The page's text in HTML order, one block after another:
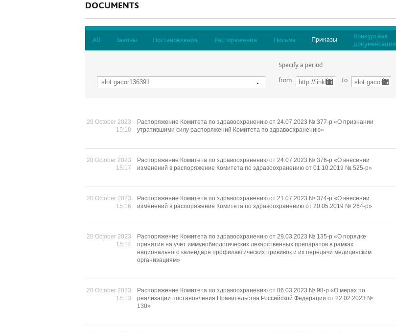
DOCUMENTS
All Законы Постановления Распоряжения Письма Приказы
Конкурсная
документация
Specify a period
from
to
20 October 2023
15:18
Распоряжение Комитета по здравоохранению от 24.07.2023 № 377-р «О признании
утратившими силу распоряжений Комитета по здравоохранению»
20 October 2023
15:17
Распоряжение Комитета по здравоохранению от 24.07.2023 № 376-р «О внесении
изменений в распоряжение Комитета по здравоохранению от 01.10.2019 № 525-р»
20 October 2023
15:16
Распоряжение Комитета по здравоохранению от 21.07.2023 № 374-р «О внесении
изменений в распоряжение Комитета по здравоохранению от 20.05.2019 № 264-р»
20 October 2023
15:14
Распоряжение Комитета по здравоохранению от 29.03.2023 № 135-р «О порядке
принятия на учет иммунобиологических лекарственных препаратов в рамках
национального календаря профилактических прививок и их передачи медицинским
организациям»
20 October 2023
15:13
Распоряжение Комитета по здравоохранению от 06.03.2023 № 98-р «О мерах по
реализации постановления Правительства Российской Федерации от 22.02.2023 №
130»